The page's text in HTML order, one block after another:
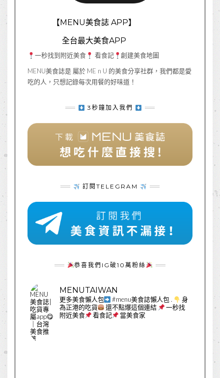
【MENU美食誌 APP】
全台最大美食APP
一秒找到附近美食 看食記
創建美食地圖
MENU美食誌是 屬於 ME n U 的美食分享社群，我們都是愛
吃的人，只想記錄每次用餐的好味道！
3秒鐘加入我們
訂閱TELEGRAM
恭喜我們IG破10萬粉絲
MENUTAIWAN
更多美食懶人包 #menu美食誌懶人包.
身
為正港的吃貨
還不點爆這個連結
一秒找
附近美食
看食記 當美食家